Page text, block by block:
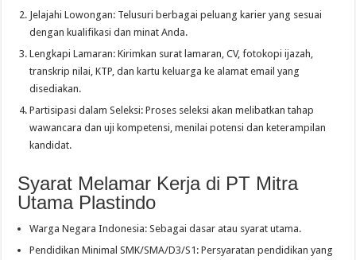
Jelajahi Lowongan: Telusuri berbagai peluang karier yang sesuai
dengan kualifikasi dan minat Anda.
Lengkapi Lamaran: Kirimkan surat lamaran, CV, fotokopi ijazah,
transkrip nilai, KTP, dan kartu keluarga ke alamat email yang
disediakan.
Partisipasi dalam Seleksi: Proses seleksi akan melibatkan tahap
wawancara dan uji kompetensi, menilai potensi dan keterampilan
kandidat.
Syarat Melamar Kerja di PT Mitra
Utama Plastindo
Warga Negara Indonesia: Sebagai dasar atau syarat utama.
Pendidikan Minimal SMK/SMA/D3/S1: Persyaratan pendidikan yang